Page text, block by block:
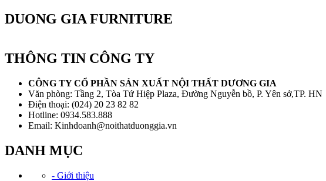
DUONG GIA FURNITURE
THÔNG TIN CÔNG TY
CÔNG TY CỔ PHẦN SẢN XUẤT NỘI THẤT DƯƠNG GIA
Văn phòng: Tầng 2, Tòa Tứ Hiệp Plaza, Đường Nguyễn bồ, P. Yên sở,TP. HN
Điện thoại: (024) 20 23 82 82
Hotline: 0934.583.888
Email: Kinhdoanh@noithatduonggia.vn
DANH MỤC
- Giới thiệu